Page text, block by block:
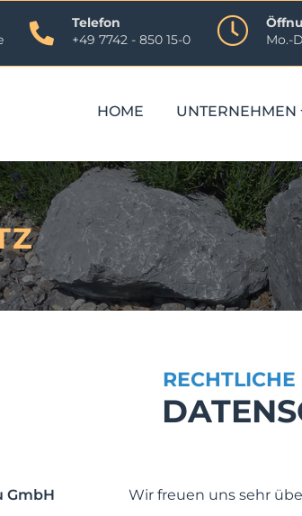
Telefon
+49 7742 - 850 15-0
Mo.-
überspringen
HOME UNTERNEHMEN
GmbH
Wir freuen uns sehr